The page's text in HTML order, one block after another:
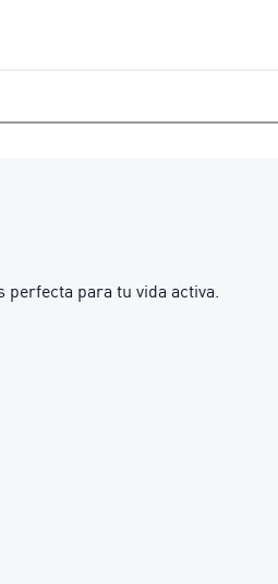
para tu vida activa.